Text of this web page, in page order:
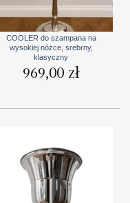
COOLER do szampana na
wysokiej nóżce, srebrny,
klasyczny
969,00 zł